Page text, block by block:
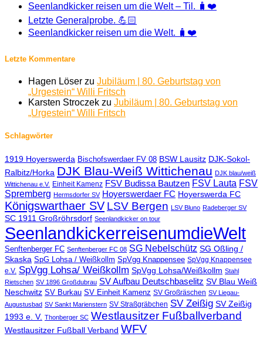
Seenlandkicker reisen um die Welt – Til. 🧳❤️
Letzte Generalprobe. 💪🏻
Seenlandkicker reisen um die Welt. 🧳❤️
Letzte Kommentare
Hagen Löser zu Jubiläum | 80. Geburtstag von
„Urgestein“ Willi Fritsch
Karsten Stroczek zu Jubiläum | 80. Geburtstag von
„Urgestein“ Willi Fritsch
Schlagwörter
1919 Hoyerswerda Bischofswerdaer FV 08 BSW Lausitz DJK-Sokol-
Ralbitz/Horka DJK Blau-Weiß Wittichenau DJK blau/weiß
Wittichenau e.V. Einheit Kamenz FSV Budissa Bautzen FSV Lauta FSV
Spremberg Hermsdorfer SV Hoyerswerdaer FC Hoyerswerda FC
Königswarthaer SV LSV Bergen LSV Bluno Radeberger SV
SC 1911 Großröhrsdorf Seenlandkicker on tour
SeenlandkickerreisenumdieWelt
Senftenberger FC Senftenberger FC 08 SG Nebelschütz SG Oßling /
Skaska SpG Lohsa / Weißkollm SpVgg Knappensee SpVgg Knappensee
e.V. SpVgg Lohsa/ Weißkollm SpVgg Lohsa/Weißkollm Stahl
Rietschen SV 1896 Großdubrau SV Aufbau Deutschbaselitz SV Blau Weiß
Neschwitz SV Burkau SV Einheit Kamenz SV Großräschen SV Liegau-
Augustusbad SV Sankt Marienstern SV Straßgräbchen SV Zeißig SV Zeißig
1993 e. V. Thonberger SC Westlausitzer Fußballverband
Westlausitzer Fußball Verband WFV